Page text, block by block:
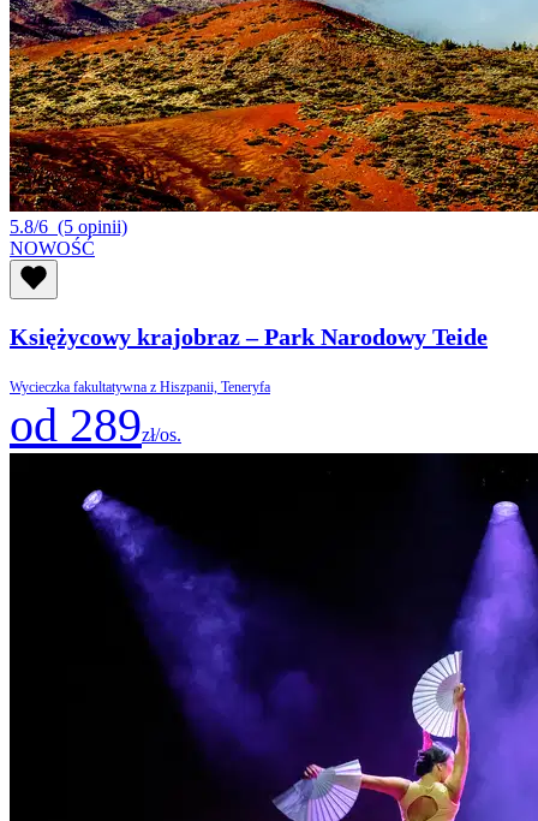
5.8/6 (5 opinii)
NOWOŚĆ
Księżycowy krajobraz – Park Narodowy Teide
Wycieczka fakultatywna z Hiszpanii, Teneryfa
od 289zł/os.